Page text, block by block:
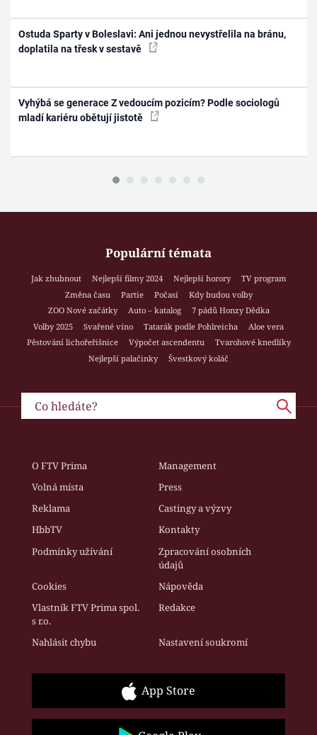
Ostuda Sparty v Boleslavi: Ani jednou nevystřelila na bránu,
doplatila na třesk v sestavě
Vyhýbá se generace Z vedoucím pozicím? Podle sociologů
mladí kariéru obětují jistotě
Populární témata
Jak zhubnout Nejlepší filmy 2024 Nejlepší horory
TV program
Změna času
Partie Počasí
Kdy budou volby
ZOO Nové začátky
Auto – katalog
7 pádů Honzy Dědka
Volby 2025
Svařené víno Tatarák podle Pohlreicha
Aloe vera
Pěstování lichořeřišnice
Výpočet ascendentu
Tvarohové knedlíky
Nejlepší palačinky
Švestkový koláč
O FTV Prima
Management
Volná místa
Press
Reklama
Castingy a výzvy
HbbTV
Kontakty
Podmínky užívání
Zpracování osobních
údajů
Cookies
Nápověda
Vlastník FTV Prima spol.
s r.o.
Redakce
Nahlásit chybu Nastavení soukromí
App Store